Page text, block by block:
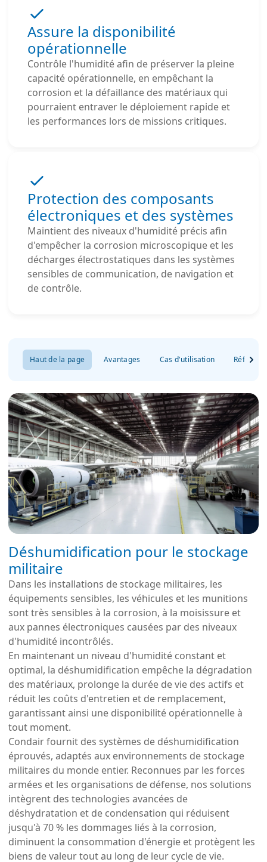
Assure la disponibilité
opérationnelle
Contrôle l'humidité afin de préserver la pleine
capacité opérationnelle, en empêchant la
corrosion et la défaillance des matériaux qui
pourraient entraver le déploiement rapide et
les performances lors de missions critiques.
Protection des composants
électroniques et des systèmes
Maintient des niveaux d'humidité précis afin
d'empêcher la corrosion microscopique et les
décharges électrostatiques dans les systèmes
sensibles de communication, de navigation et
de contrôle.
Haut de la page Avantages Cas d'utilisation
Déshumidification pour le stockage
militaire
Dans les installations de stockage militaires, les
équipements sensibles, les véhicules et les munitions
sont très sensibles à la corrosion, à la moisissure et
aux pannes électroniques causées par des niveaux
d'humidité incontrôlés.
En maintenant un niveau d'humidité constant et
optimal, la déshumidification empêche la dégradation
des matériaux, prolonge la durée de vie des actifs et
réduit les coûts d'entretien et de remplacement,
garantissant ainsi une disponibilité opérationnelle à
tout moment.
Condair fournit des systèmes de déshumidification
éprouvés, adaptés aux environnements de stockage
militaires du monde entier. Reconnues par les forces
armées et les organisations de défense, nos solutions
intègrent des technologies avancées de
déshydratation et de condensation qui réduisent
jusqu'à 70 % les dommages liés à la corrosion,
diminuent la consommation d'énergie et protègent les
biens de valeur tout au long de leur cycle de vie.